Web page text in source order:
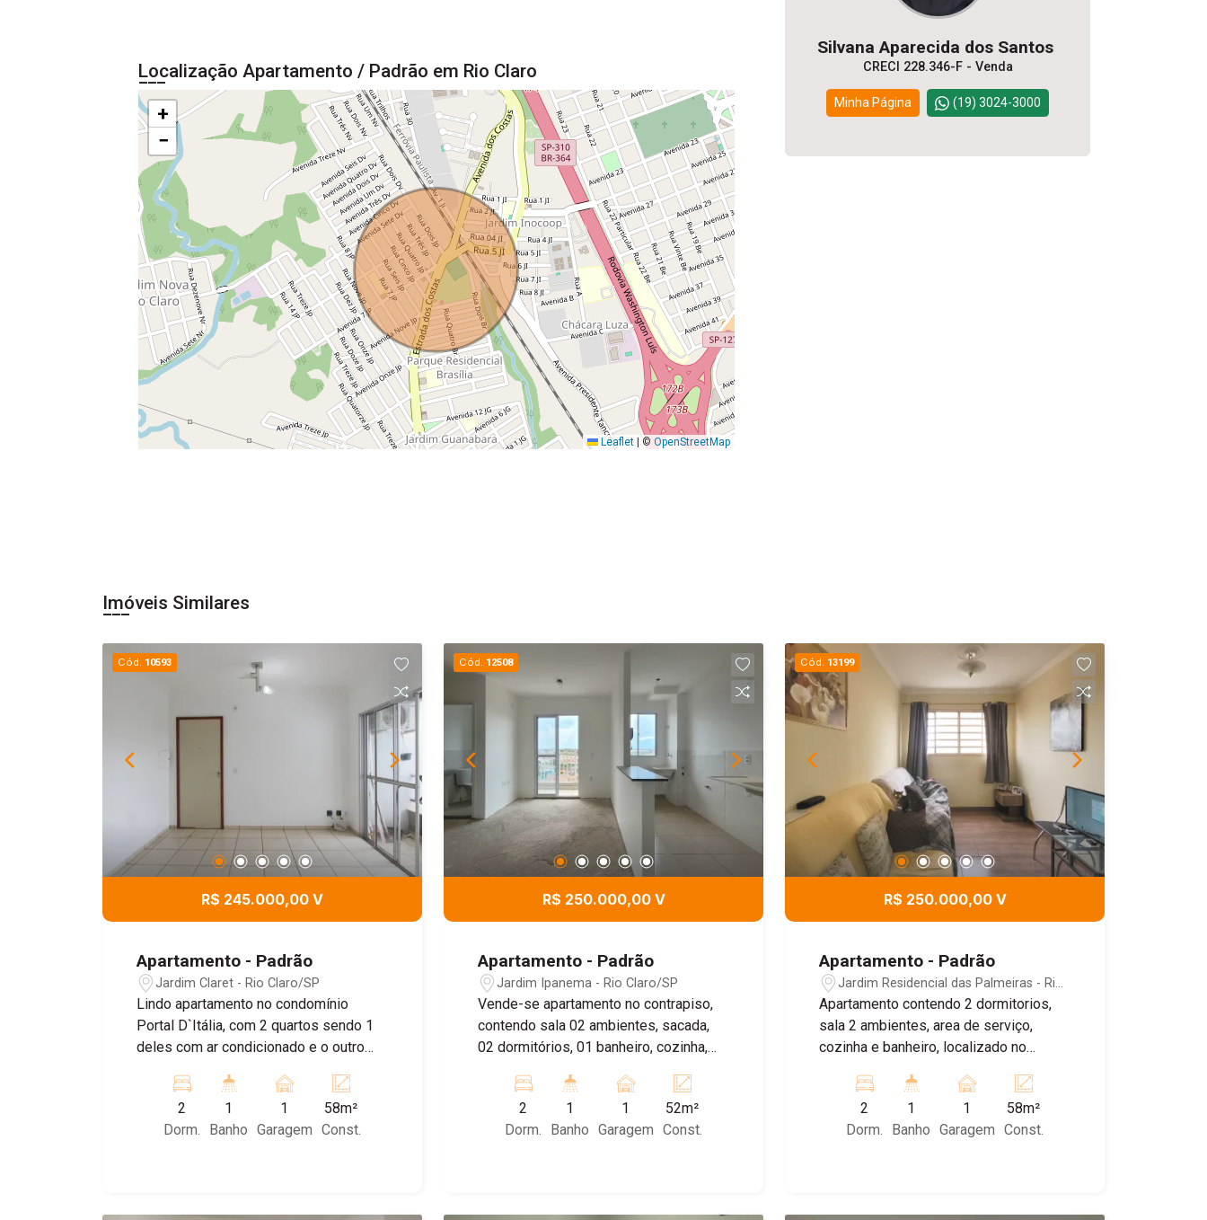
Localização Apartamento / Padrão em Rio Claro
+
−
Leaflet © OpenStreetMap
Silvana Aparecida dos Santos
CRECI 228.346-F - Venda
Minha Página (19) 3024-3000
Imóveis Similares
Cód. 10593
R$ 245.000,00 V
Apartamento - Padrão
Jardim Claret - Rio Claro/SP
Lindo apartamento no condomínio
Portal D`Itália, com 2 quartos sendo 1
deles com ar condicionado e o outro
com box e planejado sala com sacada e
cozinha e lavanderia com planejados
Apartamento próximo a escolas,
2
Dorm.
1
Banho
1
Garagem
58m²
Const.
Cód. 12508
R$ 250.000,00 V
Apartamento - Padrão
Jardim Ipanema - Rio Claro/SP
Vende-se apartamento no contrapiso,
contendo sala 02 ambientes, sacada,
02 dormitórios, 01 banheiro, cozinha,
2
Dorm.
1
Banho
1
Garagem
52m²
Const.
Cód. 13199
R$ 250.000,00 V
Apartamento - Padrão
Jardim Residencial das Palmeiras - Rio
Claro/SP
Apartamento contendo 2 dormitorios,
sala 2 ambientes, area de serviço,
cozinha e banheiro, localizado no
Jardim Inocoop, região valorizada e
com fácil acesso à Rodovia Washington
Luís, próximo a supermercados,
2
Dorm.
1
Banho
1
Garagem
58m²
Const.